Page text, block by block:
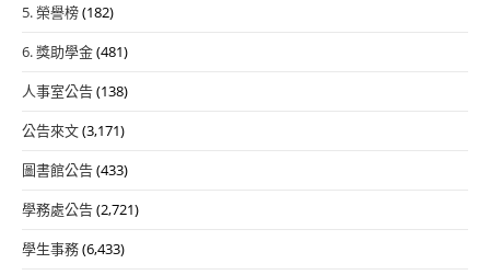
5. 榮譽榜(182)
6. 獎助學金(481)
人事室公告(138)
公告來文(3,171)
圖書館公告(433)
學務處公告(2,721)
學生事務(6,433)